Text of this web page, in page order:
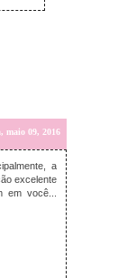
maio 09, 2016
a
excelente
você...